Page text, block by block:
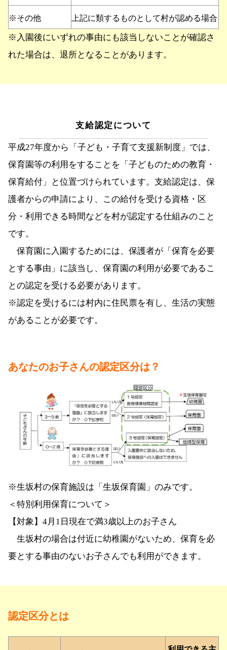
※その他 上記に類するものとして村が認める場合
※入園後にいずれの事由にも該当しないことが確認さ
れた場合は、退所となることがあります。
支給認定について
平成27年度から「子ども・子育て支援新制度」では、
保育園等の利用をすることを「子どものための教育・
保育給付」と位置づけられています。支給認定は、保
護者からの申請により、この給付を受ける資格・区
分・利用できる時間などを村が認定する仕組みのこと
です。
保育園に入園するためには、保護者が「保育を必要
とする事由」に該当し、保育園の利用が必要であるこ
との認定を受ける必要があります。
※認定を受けるには村内に住民票を有し、生活の実態
があることが必要です。
あなたのお子さんの認定区分は？
※生坂村の保育施設は「生坂保育園」のみです。
＜特別利用保育について＞
【対象】4月1日現在で満3歳以上のお子さん
生坂村の場合は付近に幼稚園がないため、保育を必
要とする事由のないお子さんでも利用ができます。
認定区分とは